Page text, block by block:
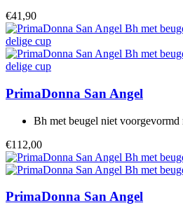
€41,90
PrimaDonna San Angel
Bh met beugel niet voorgevormd
€112,00
PrimaDonna San Angel